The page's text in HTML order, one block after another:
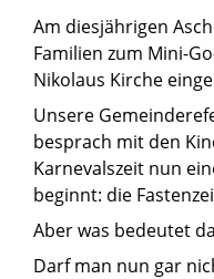
Am diesjährigen
Familien zum Mini-
Nikolaus Kirche
Unsere
besprach mit den
Karnevalszeit nun
beginnt: die
Aber was bedeutet
Darf man nun gar